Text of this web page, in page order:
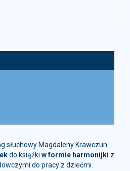
do książkiw formie harmonijki
do pracy z dziećmi.